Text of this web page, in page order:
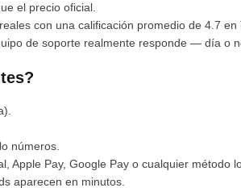
el precio oficial.
con una calificación promedio de 4.7 en
de soporte realmente responde — día o
números.
Apple Pay, Google Pay o cualquier método
aparecen en minutos.